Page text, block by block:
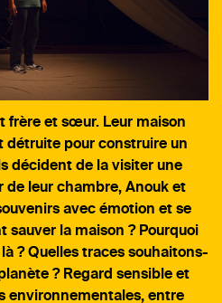
frère et sœur. Leur maison
détruite pour construire un
décident de la visiter une
leur chambre, Anouk et
avec émotion et se
sauver la maison ? Pourquoi
? Quelles traces souhaitons-
? Regard sensible et
environnementales, entre